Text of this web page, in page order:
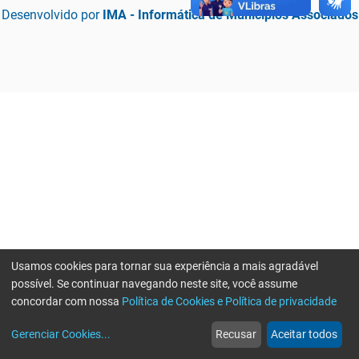
Desenvolvido por IMA - Informática de Municípios Associados
web
Notícias
more_horiz
Mais
Usamos cookies para tornar sua experiência a mais agradável
possível. Se continuar navegando neste site, você assume
concordar com nossa Política de Cookies e Política de privacidade
Gerenciar Cookies... Recusar Aceitar todos
Erro ao enviar informações, por favor tente novamente